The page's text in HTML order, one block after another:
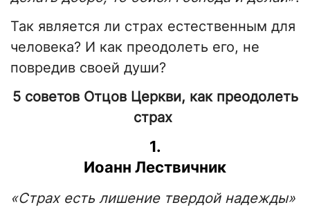
Так является ли страх естественным для
человека? И как преодолеть его, не
повредив своей души?
5 советов Отцов Церкви, как преодолеть
страх
1.
Иоанн Лествичник
«Страх есть лишение твердой надежды»